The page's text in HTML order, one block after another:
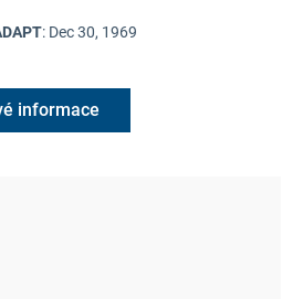
: Dec 30, 1969
informace